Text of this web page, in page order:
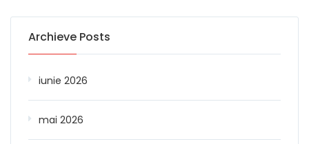
Archieve Posts
iunie 2026
mai 2026